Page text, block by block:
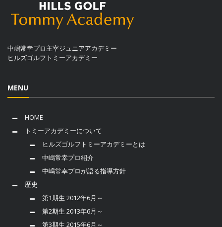
中嶋常幸プロ主宰ジュニアアカデミー
ヒルズゴルフトミーアカデミー
MENU
HOME
トミーアカデミーについて
ヒルズゴルフトミーアカデミーとは
中嶋常幸プロ紹介
中嶋常幸プロが語る指導方針
歴史
第1期生 2012年6月～
第2期生 2013年6月～
第3期生 2015年6月～